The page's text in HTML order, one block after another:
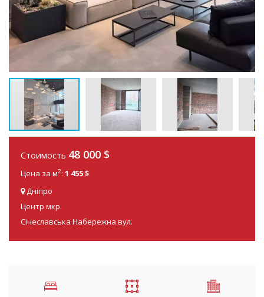
Стоимость 48 000 $
Цена за м2: 1 455 $
Дніпро
Центр мкр.
Січеславська Набережна вул.